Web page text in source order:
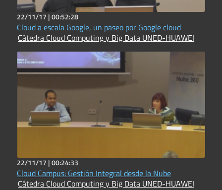
22/11/17 |00:52:28
Cloud a escala Google, un paseo por Google cloud
Cátedra Cloud Computing y Big Data UNED-HUAWEI
22/11/17 |00:24:33
Cloud Campus: Gestión Integral desde la Nube
Cátedra Cloud Computing y Big Data UNED-HUAWEI